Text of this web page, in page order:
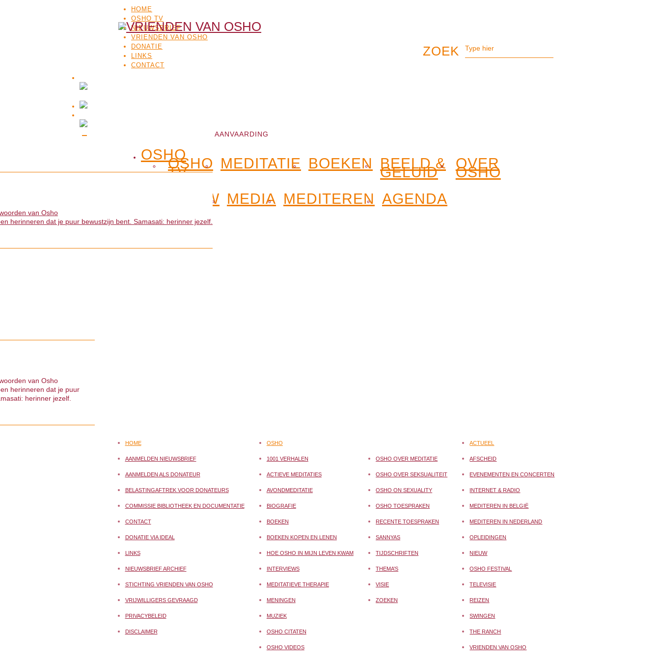
HOME
OSHO TV
NIEUWSBRIEF
VRIENDEN VAN OSHO
DONATIE
LINKS
CONTACT
OSHO
OSHO
TV
MEDITATIE BOEKEN BEELD &
GELUID
OVER
OSHO
NIEUW MEDIA MEDITEREN AGENDA
AANVAARDING
van Osho
herinneren dat je puur bewustzijn bent. Samasati: herinner jezelf.
van Osho
herinneren dat je puur
herinner jezelf.
HOME
AANMELDEN NIEUWSBRIEF
AANMELDEN ALS DONATEUR
BELASTINGAFTREK VOOR DONATEURS
COMMISSIE BIBLIOTHEEK EN DOCUMENTATIE
CONTACT
DONATIE VIA IDEAL
LINKS
NIEUWSBRIEF ARCHIEF
STICHTING VRIENDEN VAN OSHO
VRIJWILLIGERS GEVRAAGD
PRIVACYBELEID
DISCLAIMER
OSHO
1001 VERHALEN
ACTIEVE MEDITATIES
AVONDMEDITATIE
BIOGRAFIE
BOEKEN
BOEKEN KOPEN EN LENEN
HOE OSHO IN MIJN LEVEN KWAM
INTERVIEWS
MEDITATIEVE THERAPIE
MENINGEN
MUZIEK
OSHO CITATEN
OSHO VIDEOS
OSHO OVER MEDITATIE
OSHO OVER SEKSUALITEIT
OSHO ON SEXUALITY
OSHO TOESPRAKEN
RECENTE TOESPRAKEN
SANNYAS
TIJDSCHRIFTEN
THEMA’S
VISIE
ZOEKEN
ACTUEEL
AFSCHEID
EVENEMENTEN EN CONCERTEN
INTERNET & RADIO
MEDITEREN IN BELGIË
MEDITEREN IN NEDERLAND
OPLEIDINGEN
NIEUW
OSHO FESTIVAL
TELEVISIE
REIZEN
SWINGEN
THE RANCH
VRIENDEN VAN OSHO